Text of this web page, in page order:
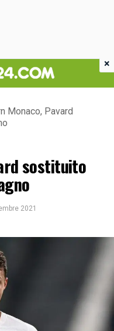
Monaco, Pavard
sostituito
2021
×